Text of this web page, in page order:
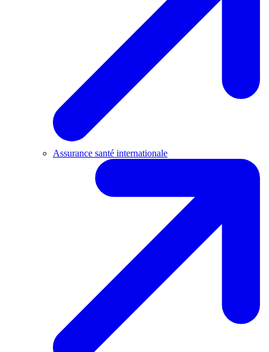
Assurance santé internationale